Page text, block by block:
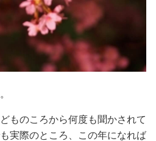
ものころから何度も聞かされて
実際のところ、この年になれば